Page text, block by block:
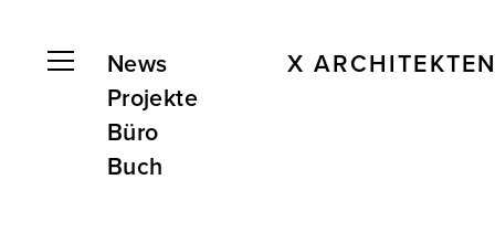
News
Projekte
Büro
Buch
X